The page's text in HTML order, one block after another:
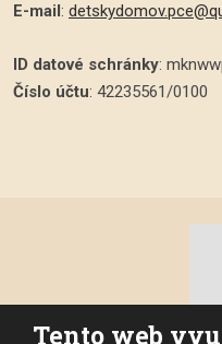
E-mail:
ID datové schránky:
Číslo účtu: 42235561/0100
Tento web